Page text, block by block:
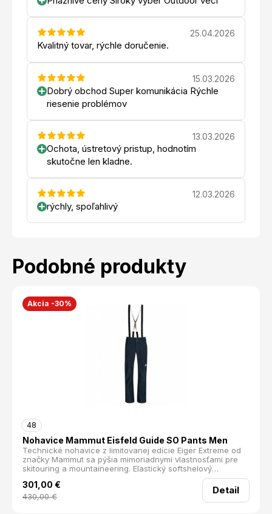
25.04.2026
Kvalitný tovar, rýchle doručenie.
15.03.2026
Dobrý obchod Super komunikácia Rýchle
riesenie problémov
13.03.2026
Ochota, ústretový pristup, hodnotím
skutočne len kladne.
12.03.2026
rýchly, spoľahlivý
Podobné produkty
Akcia -30%
48
Nohavice Mammut Eisfeld Guide SO Pants Men
Technické nohavice z limitovanej edície Eiger Extreme od
značky Mammut sa pýšia mimoriadnymi vlastnosťami pre
skitouring a mountaineering. Elastický softshelový
schoeller® Dryskin a odolný Drytech zaručujú maximálnu
voľnosť pohybu pri zachovaní dostatočnej oderuvzdornosti.
Najviac ohrozené časti sú naviac spevnené materiálom
Dyneema, ktorý nohavice chráni pred odermi od mačiek a
301,00 €
430,00€
Detail